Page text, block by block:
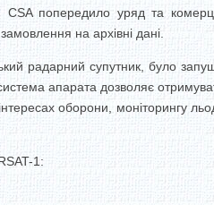
CSA попередило уряд та
на архівні дані.
радарний супутник, було
апарата дозволяє
оборони, моніторингу
1: